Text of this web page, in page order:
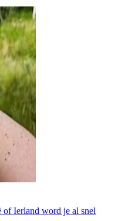
Ierland word je al snel